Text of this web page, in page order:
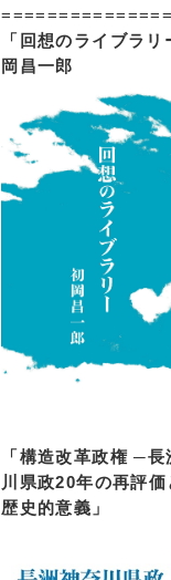
「回想のライブラリ
岡昌一郎
「構造改革政権 ─長
川県政20年の再評価
歴史的意義」